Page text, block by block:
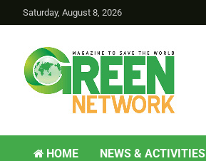
Saturday, August 8, 2026
Green
HOME NEWS & ACTIVITIES